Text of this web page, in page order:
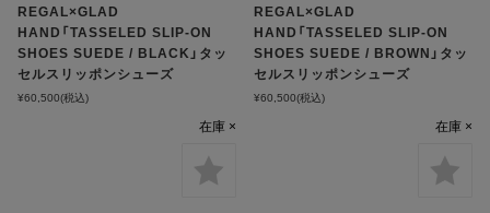
REGAL×GLAD
HAND「TASSELED SLIP-ON
SHOES SUEDE / BLACK」タッ
セルスリッポンシューズ
¥60,500(税込)
在庫 ×
REGAL×GLAD
HAND「TASSELED SLIP-ON
SHOES SUEDE / BROWN」タッ
セルスリッポンシューズ
¥60,500(税込)
在庫 ×